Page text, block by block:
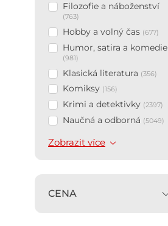
Filozofie a náboženství
(763)
Hobby a volný čas (677)
Humor, satira a komedie
(981)
Klasická literatura (356)
Komiksy (156)
Krimi a detektivky (2397)
Naučná a odborná (5049)
Zobrazit více
CENA